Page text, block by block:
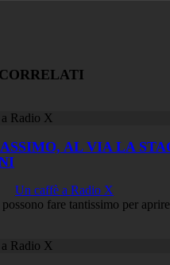
Radio X
AL VIA LA
Un caffè a Radio X
possono fare tantissimo per
Radio X